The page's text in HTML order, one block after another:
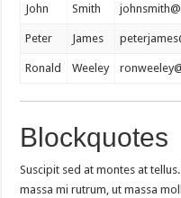
John Smith
Peter James
Ronald Weeley
Blockquotes
Suscipit sed at montes at
massa mi rutrum, ut massa